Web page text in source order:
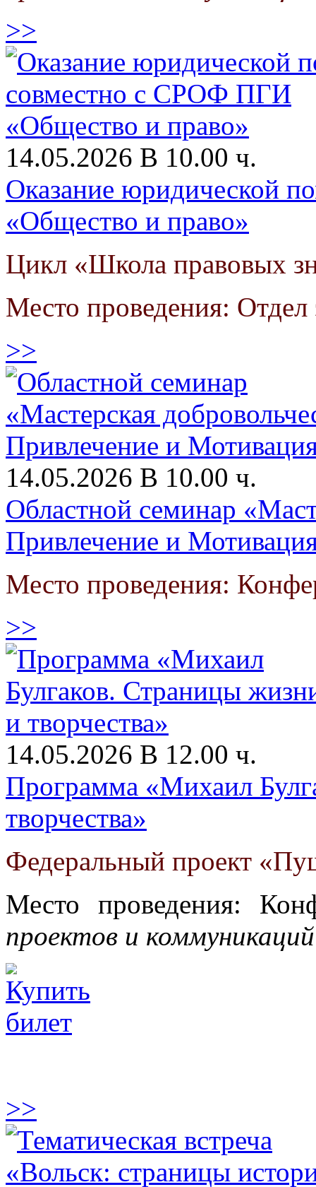
>>
14.05.2026 В 10.00 ч.
Оказание юридической
«Общество и право»
Цикл «Школа правовых
Место проведения: Отдел
>>
14.05.2026 В 10.00 ч.
Областной семинар
Привлечение и
Место проведения:
>>
14.05.2026 В 12.00 ч.
Программа «Михаил
творчества»
Федеральный проект
Место проведения:
проектов и коммуникаций
>>